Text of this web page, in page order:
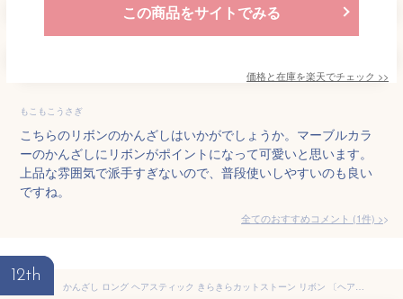
この商品をサイトでみる
価格と在庫を楽天でチェック >>
もこもこうさぎ
こちらのリボンのかんざしはいかがでしょうか。マーブルカラ
ーのかんざしにリボンがポイントになって可愛いと思います。
上品な雰囲気で派手すぎないので、普段使いしやすいのも良い
ですね。
全てのおすすめコメント (1件) >
12th
かんざし ロング ヘアスティック きらきらカットストーン リボン 〔ヘアアレンジ 1本 かんざし 長い 量の多い髪 夜会巻き まとめ髪 髪飾り 浴衣 お箸 着物 和装 洋装 デイリー カジュアル キラキラ〕